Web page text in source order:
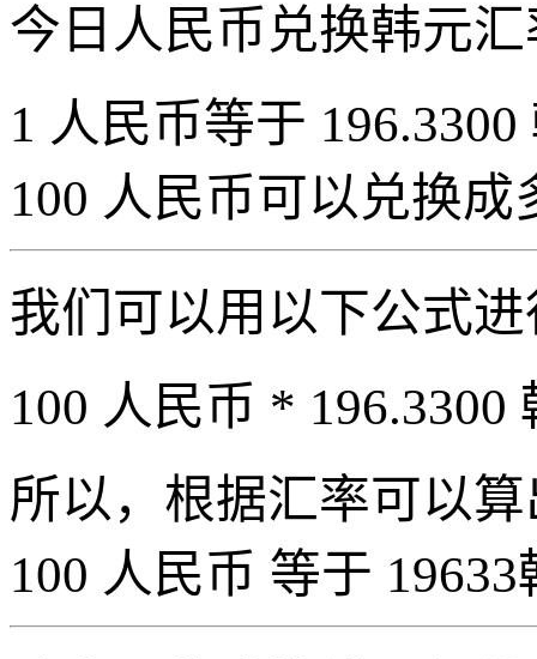
今日人民币兑换韩元
1 人民币等于
100 人民币可以兑换成
我们可以用以下公式
100 人民币 * 196.3300
所以，根据汇率可以
100 人民币 等于